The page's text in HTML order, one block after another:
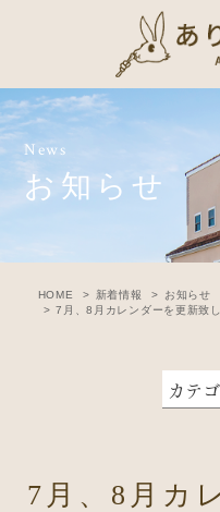
News
お知らせ
HOME 新着情報
お知らせ
7月、8月カレンダーを更新致
7月、8月カ